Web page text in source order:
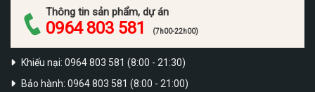
Thông tin sản phẩm, dự án
0964 803 581 (7h00-22h00)
Khiếu nại: 0964 803 581 (8:00 - 21:30)
Bảo hành: 0964 803 581 (8:00 - 21:00)